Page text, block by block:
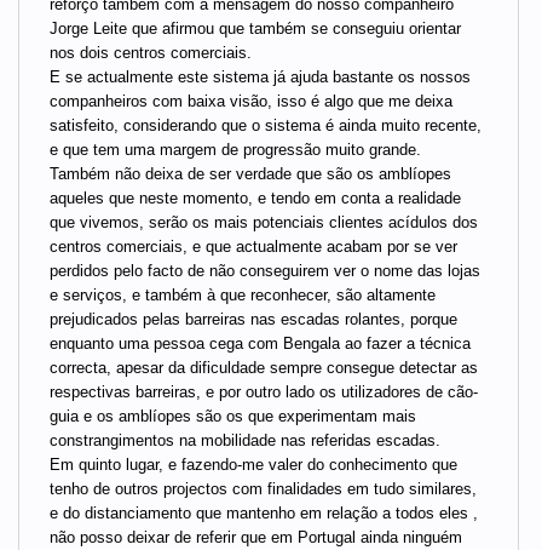
reforço também com a mensagem do nosso companheiro
Jorge Leite que afirmou que também se conseguiu orientar
nos dois centros comerciais.
E se actualmente este sistema já ajuda bastante os nossos
companheiros com baixa visão, isso é algo que me deixa
satisfeito, considerando que o sistema é ainda muito recente,
e que tem uma margem de progressão muito grande.
Também não deixa de ser verdade que são os amblíopes
aqueles que neste momento, e tendo em conta a realidade
que vivemos, serão os mais potenciais clientes acídulos dos
centros comerciais, e que actualmente acabam por se ver
perdidos pelo facto de não conseguirem ver o nome das lojas
e serviços, e também à que reconhecer, são altamente
prejudicados pelas barreiras nas escadas rolantes, porque
enquanto uma pessoa cega com Bengala ao fazer a técnica
correcta, apesar da dificuldade sempre consegue detectar as
respectivas barreiras, e por outro lado os utilizadores de cão-
guia e os amblíopes são os que experimentam mais
constrangimentos na mobilidade nas referidas escadas.
Em quinto lugar, e fazendo-me valer do conhecimento que
tenho de outros projectos com finalidades em tudo similares,
e do distanciamento que mantenho em relação a todos eles ,
não posso deixar de referir que em Portugal ainda ninguém